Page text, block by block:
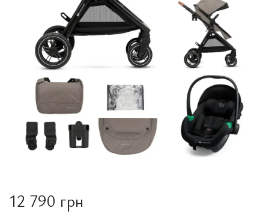
12 790 грн